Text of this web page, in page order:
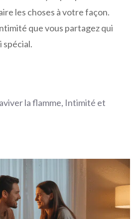
les choses à votre façon.
que vous partagez qui
spécial.
la flamme, Intimité et